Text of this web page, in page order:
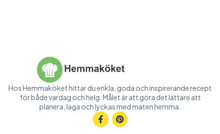
Hos Hemmaköket hittar du enkla, goda och inspirerande recept
för både vardag och helg. Målet är att göra det lättare att
planera, laga och lyckas med maten hemma.